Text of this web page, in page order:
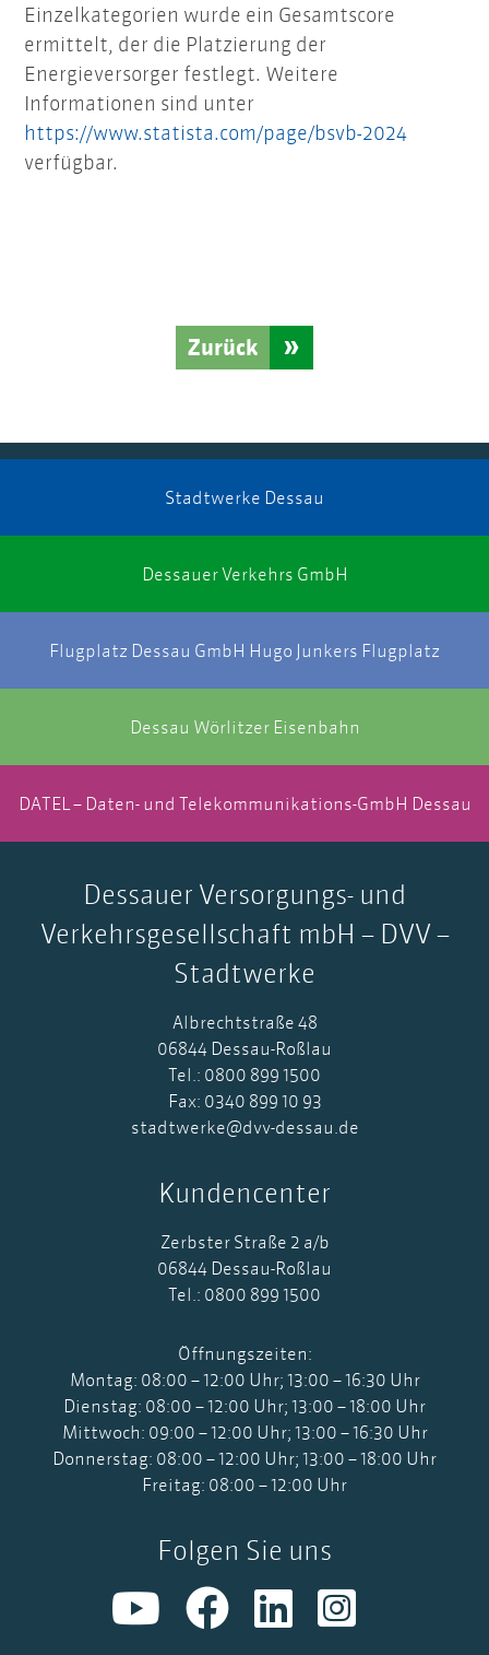
Einzelkategorien wurde ein Gesamtscore
ermittelt, der die Platzierung der
Energieversorger festlegt. Weitere
Informationen sind unter
https://www.statista.com/page/bsvb-2024
verfügbar.
Zurück
Stadtwerke Dessau
Dessauer Verkehrs GmbH
Flugplatz Dessau GmbH Hugo Junkers Flugplatz
Dessau Wörlitzer Eisenbahn
DATEL – Daten- und Telekommunikations-GmbH Dessau
Dessauer Versorgungs- und
Verkehrsgesellschaft mbH – DVV –
Stadtwerke
Albrechtstraße 48
06844 Dessau-Roßlau
Tel.: 0800 899 1500
Fax: 0340 899 10 93
stadtwerke@dvv-dessau.de
Kundencenter
Zerbster Straße 2 a/b
06844 Dessau-Roßlau
Tel.: 0800 899 1500
Öffnungszeiten:
Montag: 08:00 – 12:00 Uhr; 13:00 – 16:30 Uhr
Dienstag: 08:00 – 12:00 Uhr; 13:00 – 18:00 Uhr
Mittwoch: 09:00 – 12:00 Uhr; 13:00 – 16:30 Uhr
Donnerstag: 08:00 – 12:00 Uhr; 13:00 – 18:00 Uhr
Freitag: 08:00 – 12:00 Uhr
Folgen Sie uns